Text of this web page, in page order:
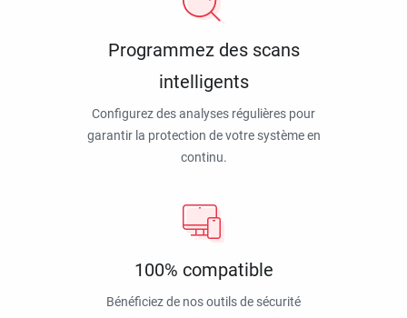
Programmez des scans
intelligents
Configurez des analyses régulières pour
garantir la protection de votre système en
continu.
100% compatible
Bénéficiez de nos outils de sécurité